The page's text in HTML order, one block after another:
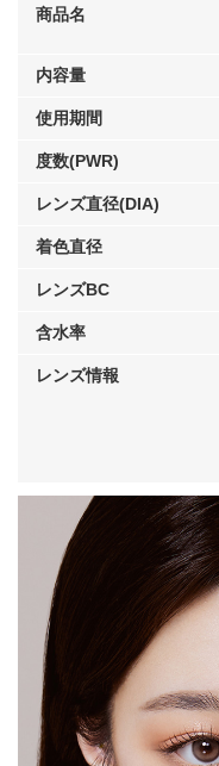
商品名
内容量
使用期間
度数(PWR)
レンズ直径(DIA)
着色直径
レンズBC
含水率
レンズ情報